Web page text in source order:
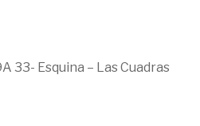
33- Esquina – Las Cuadras